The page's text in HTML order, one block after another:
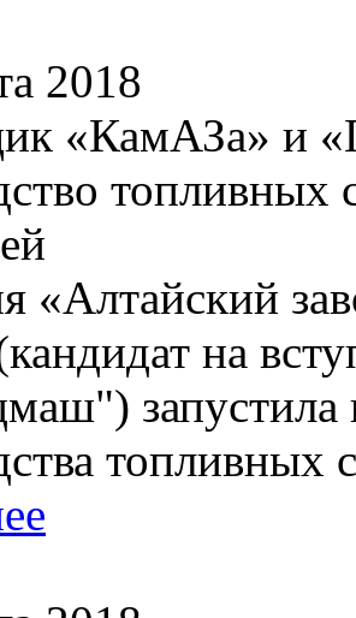
2018
«КамАЗа» и
топливных
«Алтайский
на
запустила
топливных